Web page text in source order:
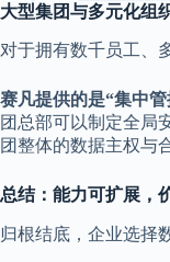
大型集团与多元化组
对于拥有数千员工、
赛凡提供的是“集中
团总部可以制定全局
团整体的数据主权与
总结：能力可扩展，
归根结底，企业选择